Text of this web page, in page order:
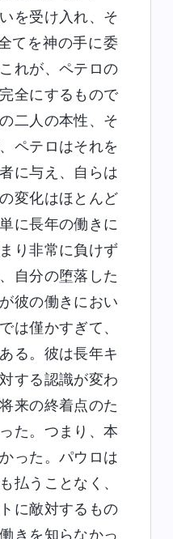
を受け入れ、そ
てを神の手に委
れが、ペテロの
全にするもので
二人の本性、そ
ペテロはそれを
に与え、自らは
変化はほとんど
に長年の働きに
り非常に負けず
自分の堕落した
彼の働きにおい
は僅かすぎて、
る。彼は長年キ
する認識が変わ
来の終着点のた
た。つまり、本
った。パウロは
払うことなく、
に敵対するもの
きを知らなかっ